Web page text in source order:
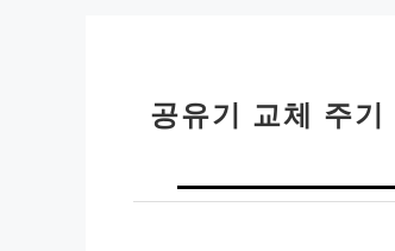
공유기 교체 주